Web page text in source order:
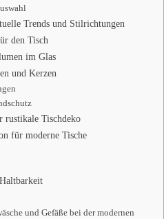
Trends und Stilrichtungen
den Tisch
im Glas
und Kerzen
rustikale Tischdeko
für moderne Tische
und Gefäße bei der modernen